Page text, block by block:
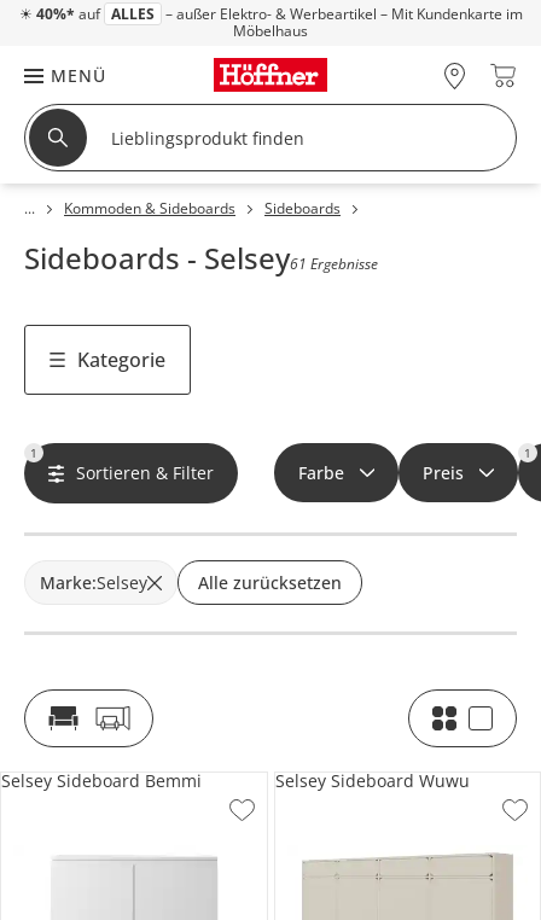
☀ 40%* auf ALLES – außer Elektro- & Werbeartikel – Mit Kundenkarte im
Möbelhaus
MENÜ
Kommoden & Sideboards Sideboards
Sideboards - Selsey61 Ergebnisse
Kategorie
1
Sortieren & Filter Farbe Preis
1
Marke:Selsey Alle zurücksetzen
Selsey Sideboard Bemmi Selsey Sideboard Wuwu